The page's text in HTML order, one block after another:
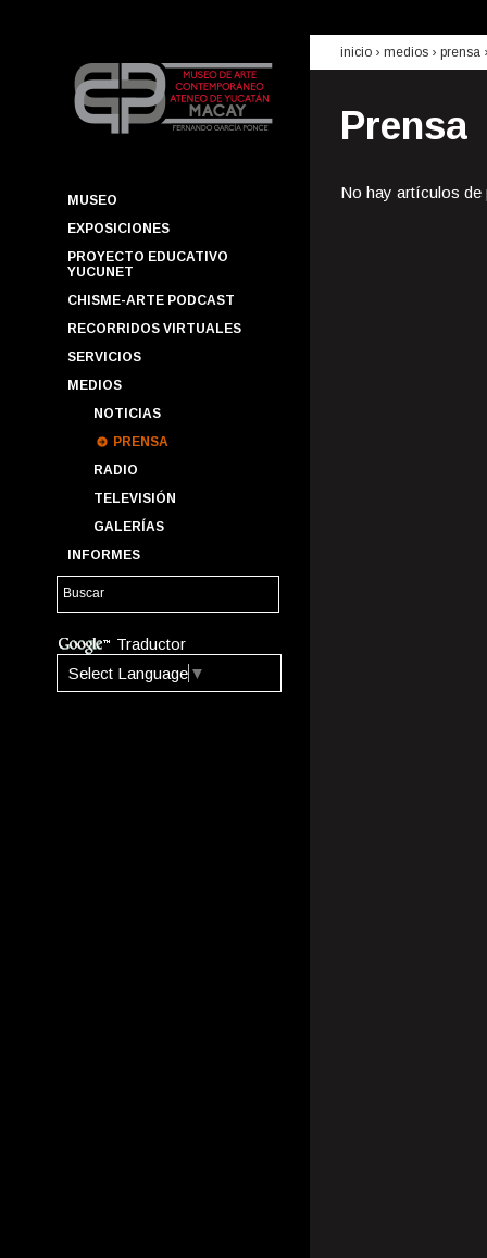
MUSEO
EXPOSICIONES
PROYECTO EDUCATIVO
YUCUNET
CHISME-ARTE PODCAST
RECORRIDOS VIRTUALES
SERVICIOS
MEDIOS
NOTICIAS
PRENSA
RADIO
TELEVISIÓN
GALERÍAS
INFORMES
Traductor
Select Language ▼
inicio › medios › prensa
Prensa
No hay artículos de